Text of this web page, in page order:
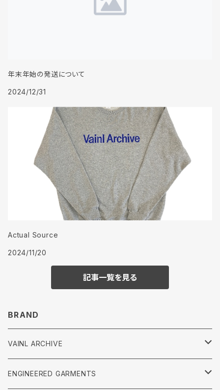
年末年始の発送について
2024/12/31
Actual Source
2024/11/20
記事一覧を見る
BRAND
VAINL ARCHIVE
Tops
ENGINEERED GARMENTS